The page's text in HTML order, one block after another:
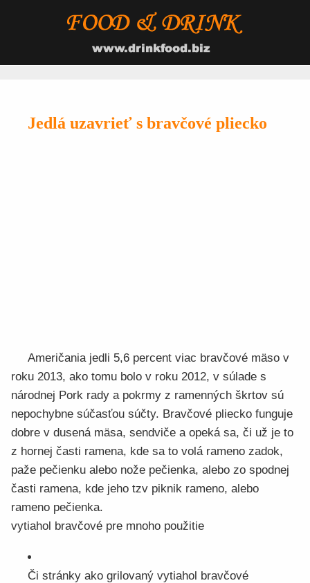
Jedlá uzavrieť s bravčové pliecko
Američania jedli 5,6 percent viac bravčové mäso v
roku 2013, ako tomu bolo v roku 2012, v súlade s
národnej Pork rady a pokrmy z ramenných škrtov sú
nepochybne súčasťou súčty. Bravčové pliecko funguje
dobre v dusená mäsa, sendviče a opeká sa, či už je to
z hornej časti ramena, kde sa to volá rameno zadok,
paže pečienku alebo nože pečienka, alebo zo spodnej
časti ramena, kde jeho tzv piknik rameno, alebo
rameno pečienka.
vytiahol bravčové pre mnoho použitie
Či stránky ako grilovaný vytiahol bravčové